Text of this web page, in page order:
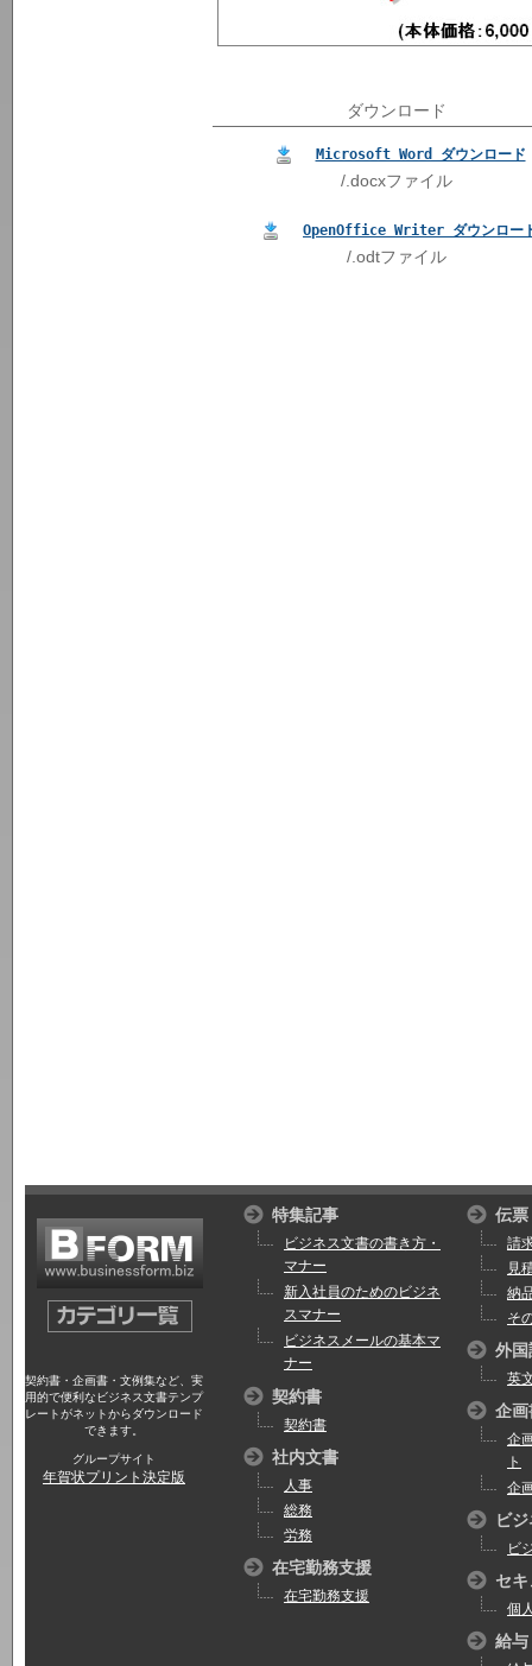
ダウンロード
Microsoft Word ダウンロード
/.docxファイル
OpenOffice Writer ダウンロー
/.odtファイル
契約書・企画書・文例集など、実
用的で便利なビジネス文書テンプ
レートがネットからダウンロード
できます。
グループサイト
年賀状プリント決定版
特集記事
ビジネス文書の書き方・
マナー
新入社員のためのビジネ
スマナー
ビジネスメールの基本マ
ナー
契約書
契約書
社内文書
人事
総務
労務
在宅勤務支援
在宅勤務支援
伝票
請
見
納
そ
外国
英
企画
企
ト
企
ビ
ビ
セ
個
給与